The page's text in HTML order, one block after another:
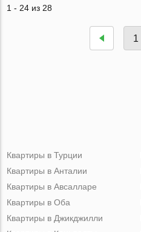
1 - 24 из 28
1
Квартиры в Турции
Квартиры в Анталии
Квартиры в Авсалларе
Квартиры в Оба
Квартиры в Джикджилли